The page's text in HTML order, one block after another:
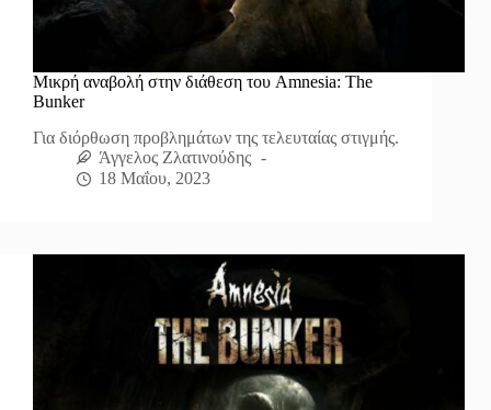
Μικρή αναβολή στην διάθεση του Amnesia: The
Bunker
Για διόρθωση προβλημάτων της τελευταίας στιγμής.
Άγγελος Ζλατινούδης
18 Μαΐου, 2023